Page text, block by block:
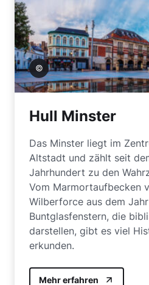
Hull Minster
Das Minster liegt im
Altstadt und zählt seit
Jahrhundert zu den
Vom Marmortaufbecken
Wilberforce aus dem
Buntglasfenstern, die
darstellen, gibt es viel
erkunden.
Mehr erfahren